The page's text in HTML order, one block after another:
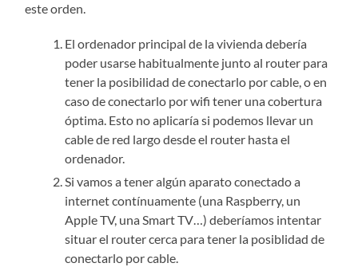
este orden.
El ordenador principal de la vivienda debería
poder usarse habitualmente junto al router para
tener la posibilidad de conectarlo por cable, o en
caso de conectarlo por wifi tener una cobertura
óptima. Esto no aplicaría si podemos llevar un
cable de red largo desde el router hasta el
ordenador.
Si vamos a tener algún aparato conectado a
internet contínuamente (una Raspberry, un
Apple TV, una Smart TV…) deberíamos intentar
situar el router cerca para tener la posiblidad de
conectarlo por cable.